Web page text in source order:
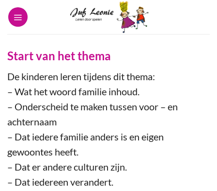
Ga
naar
Start van het thema
De kinderen leren tijdens dit thema:
– Wat het woord familie inhoud.
– Onderscheid te maken tussen voor – en
achternaam
– Dat iedere familie anders is en eigen
gewoontes heeft.
– Dat er andere culturen zijn.
– Dat iedereen verandert.